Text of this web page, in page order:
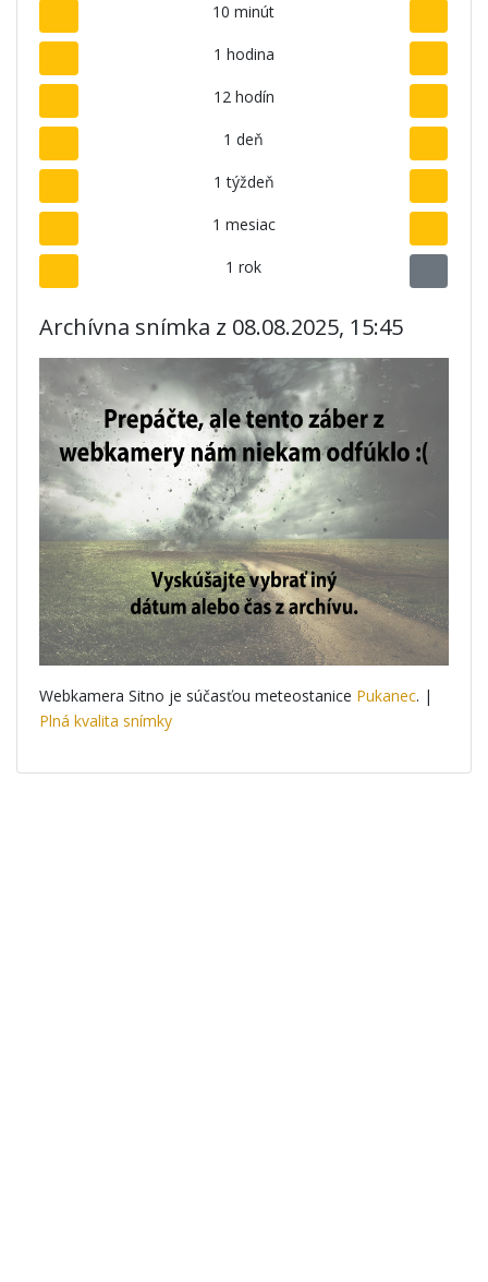
10 minút
1 hodina
12 hodín
1 deň
1 týždeň
1 mesiac
1 rok
Archívna snímka z 08.08.2025, 15:45
Webkamera Sitno je súčasťou meteostanice Pukanec. |
Plná kvalita snímky